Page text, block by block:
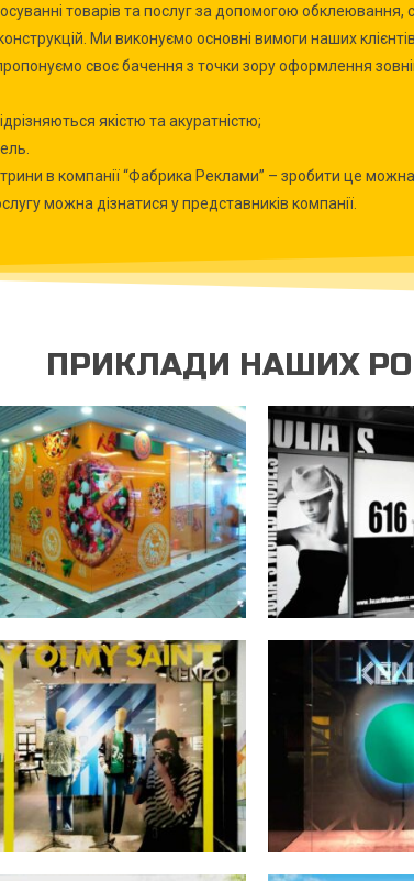
товарів та послуг за допомогою
Ми виконуємо основні вимоги наших
своє бачення з точки зору оформлення
якістю та акуратністю;
в компанії “Фабрика Реклами” – зробити це можна
можна дізнатися у представників компанії.
ПРИКЛАДИ НАШИХ